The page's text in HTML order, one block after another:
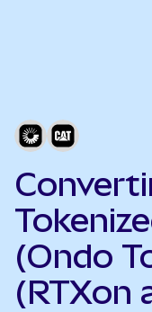
(Ondo
(RTXon